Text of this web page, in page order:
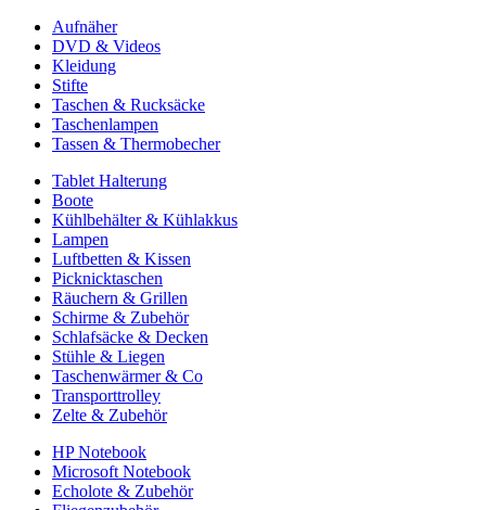
Aufnäher
DVD & Videos
Kleidung
Stifte
Taschen & Rucksäcke
Taschenlampen
Tassen & Thermobecher
Tablet Halterung
Boote
Kühlbehälter & Kühlakkus
Lampen
Luftbetten & Kissen
Picknicktaschen
Räuchern & Grillen
Schirme & Zubehör
Schlafsäcke & Decken
Stühle & Liegen
Taschenwärmer & Co
Transporttrolley
Zelte & Zubehör
HP Notebook
Microsoft Notebook
Echolote & Zubehör